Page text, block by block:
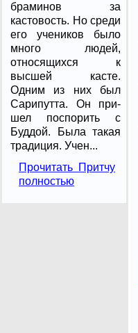
браминов за
кастовость. Но сре­ди
его учеников было
много людей,
относящихся к
высшей касте.
Одним из них был
Сарипутта. Он при­
шел поспорить с
Буддой. Была такая
традиция. Учен...
Прочитать Притчу
полностью